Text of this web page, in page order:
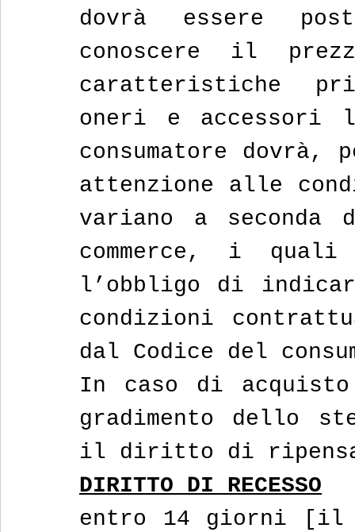
dovrà essere
conoscere il
caratteristiche
oneri e accessori
consumatore dovrà,
attenzione alle
variano a
commerce, i
l’obbligo di
condizioni
dal Codice del
In caso di
gradimento dello
il diritto di
DIRITTO DI RECESSO
entro 14 giorni [il